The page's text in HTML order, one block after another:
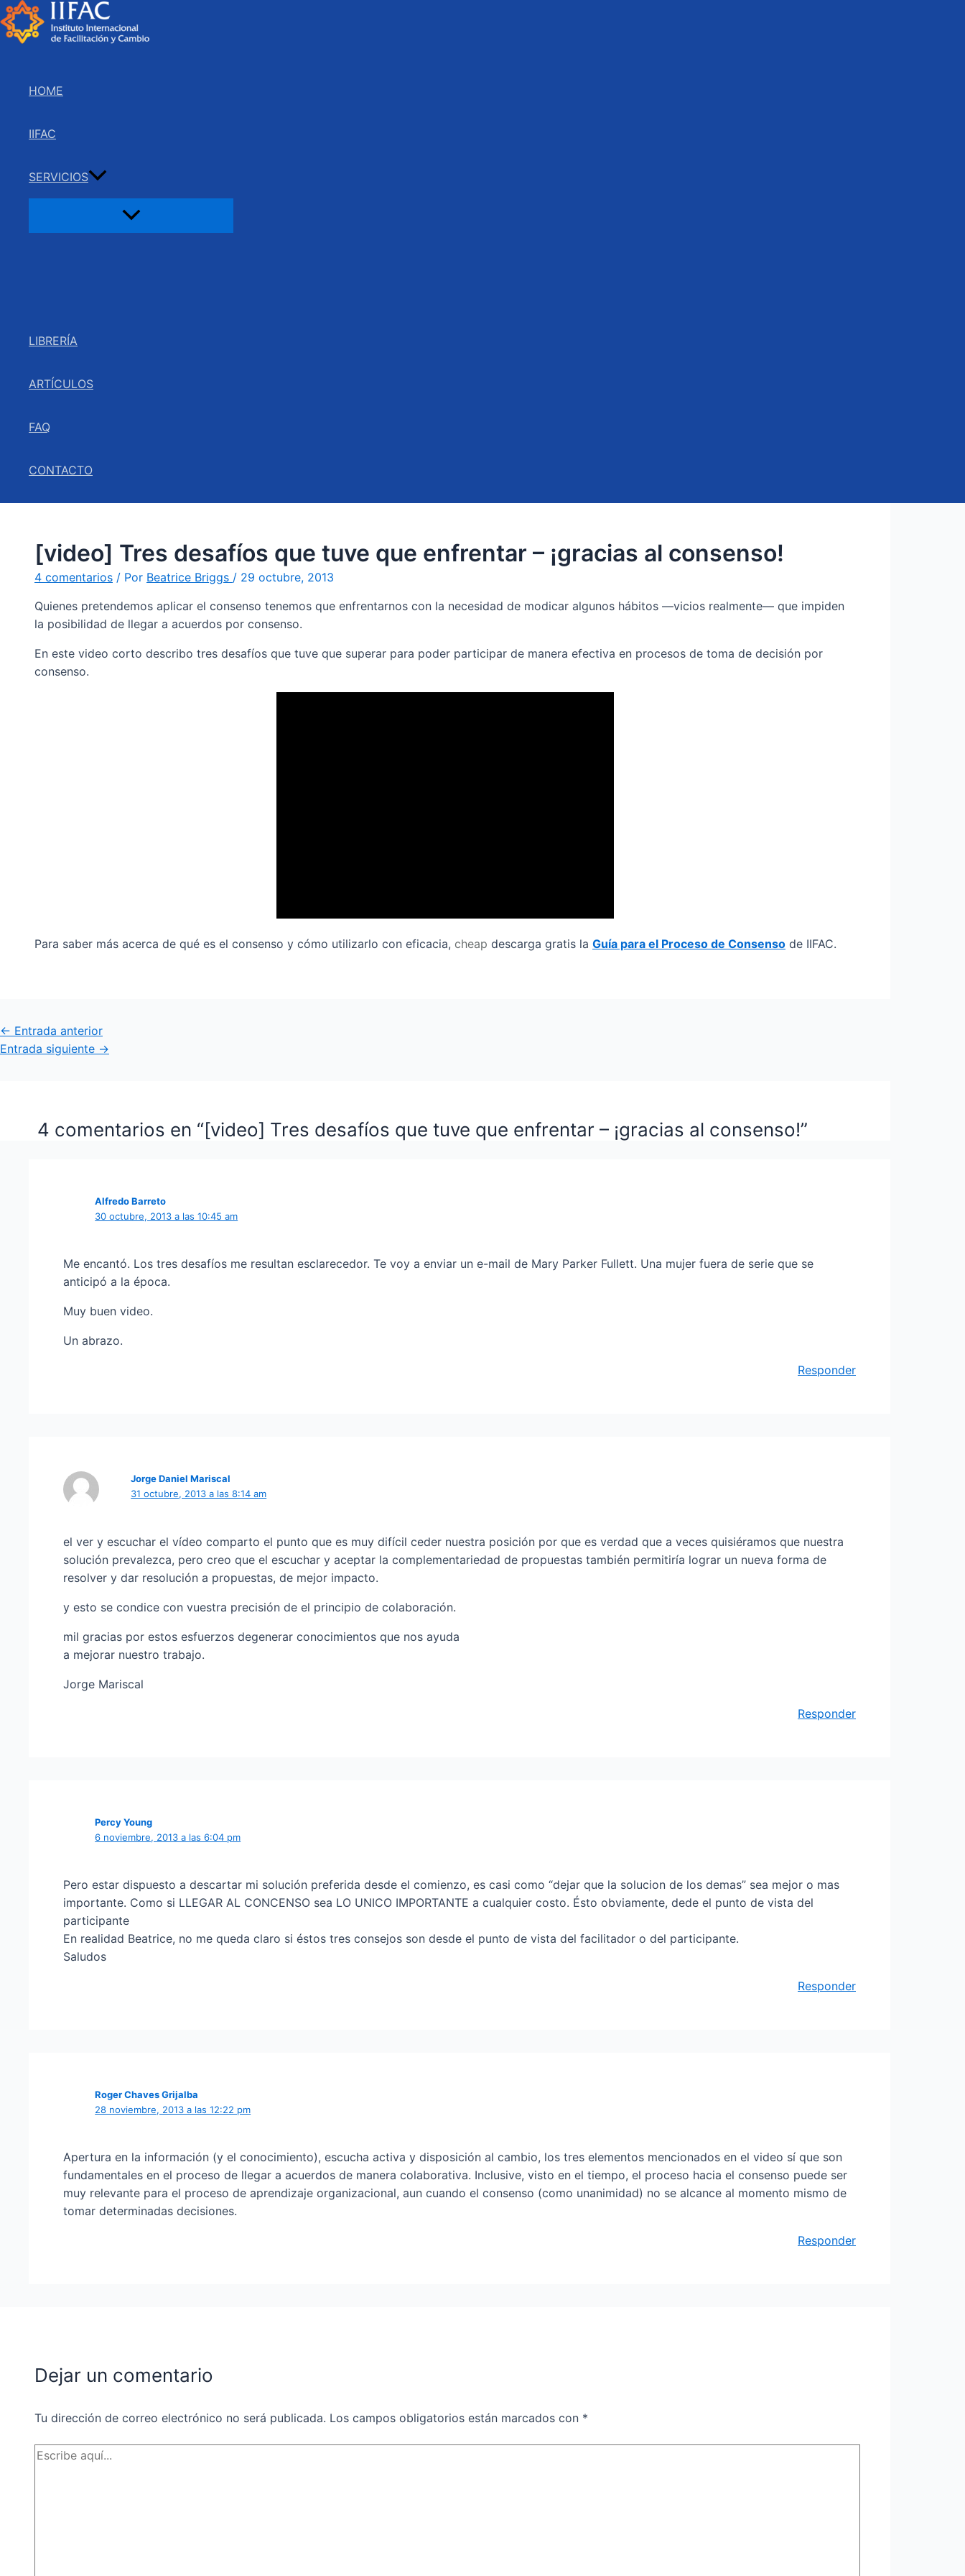
Ir
al
contenido
HOME
IIFAC
SERVICIOS
Alternar
LIBRERÍA
ARTÍCULOS
FAQ
CONTACTO
[video] Tres desafíos que tuve que enfrentar – ¡gracias al consenso!
4 comentarios / Por Beatrice Briggs / 29 octubre, 2013
Quienes pretendemos aplicar el consenso tenemos que enfrentarnos con la necesidad de modicar algunos hábitos —vicios realmente— que impiden
la posibilidad de llegar a acuerdos por consenso.
En este video corto describo tres desafíos que tuve que superar para poder participar de manera efectiva en procesos de toma de decisión por
consenso.
Para saber más acerca de qué es el consenso y cómo utilizarlo con eficacia, cheap descarga gratis la Guía para el Proceso de Consenso de IIFAC.
Navegación
de
← Entrada anterior
Entrada siguiente →
4 comentarios en “[video] Tres desafíos que tuve que enfrentar – ¡gracias al consenso!”
Alfredo Barreto
30 octubre, 2013 a las 10:45 am
Me encantó. Los tres desafíos me resultan esclarecedor. Te voy a enviar un e-mail de Mary Parker Fullett. Una mujer fuera de serie que se
anticipó a la época.
Muy buen video.
Un abrazo.
Responder
Jorge Daniel Mariscal
31 octubre, 2013 a las 8:14 am
el ver y escuchar el vídeo comparto el punto que es muy difícil ceder nuestra posición por que es verdad que a veces quisiéramos que nuestra
solución prevalezca, pero creo que el escuchar y aceptar la complementariedad de propuestas también permitiría lograr un nueva forma de
resolver y dar resolución a propuestas, de mejor impacto.
y esto se condice con vuestra precisión de el principio de colaboración.
mil gracias por estos esfuerzos degenerar conocimientos que nos ayuda
a mejorar nuestro trabajo.
Jorge Mariscal
Responder
Percy Young
6 noviembre, 2013 a las 6:04 pm
Pero estar dispuesto a descartar mi solución preferida desde el comienzo, es casi como “dejar que la solucion de los demas” sea mejor o mas
importante. Como si LLEGAR AL CONCENSO sea LO UNICO IMPORTANTE a cualquier costo. Ésto obviamente, dede el punto de vista del
participante
En realidad Beatrice, no me queda claro si éstos tres consejos son desde el punto de vista del facilitador o del participante.
Saludos
Responder
Roger Chaves Grijalba
28 noviembre, 2013 a las 12:22 pm
Apertura en la información (y el conocimiento), escucha activa y disposición al cambio, los tres elementos mencionados en el video sí que son
fundamentales en el proceso de llegar a acuerdos de manera colaborativa. Inclusive, visto en el tiempo, el proceso hacia el consenso puede ser
muy relevante para el proceso de aprendizaje organizacional, aun cuando el consenso (como unanimidad) no se alcance al momento mismo de
tomar determinadas decisiones.
Responder
Dejar un comentario
Tu dirección de correo electrónico no será publicada. Los campos obligatorios están marcados con *
Escribe